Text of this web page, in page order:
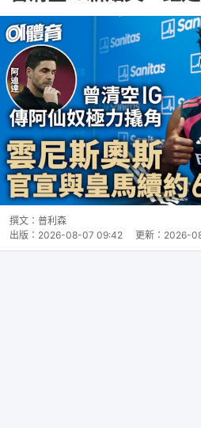
撰文： 普利森
出版： 2026-08-07 09:42 更新： 2026-